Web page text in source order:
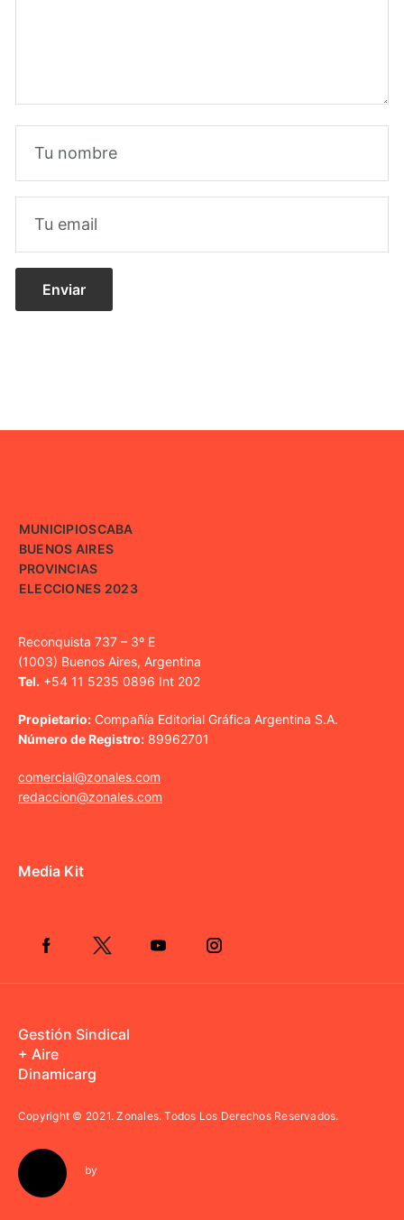
MUNICIPIOSCABA
BUENOS AIRES
PROVINCIAS
ELECCIONES 2023
Reconquista 737 – 3º E
(1003) Buenos Aires, Argentina
Tel. +54 11 5235 0896 Int 202
Propietario: Compañía Editorial Gráfica Argentina S.A.
Número de Registro: 89962701
comercial@zonales.com
redaccion@zonales.com
Media Kit
Gestión Sindical
+ Aire
Dinamicarg
Copyright © 2021.Zonales. Todos Los Derechos Reservados.
by